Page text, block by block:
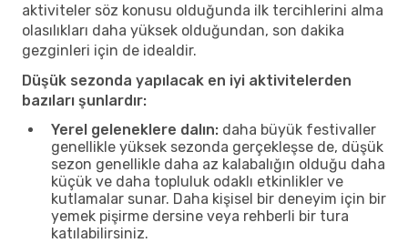
aktiviteler söz konusu olduğunda ilk tercihlerini alma
olasılıkları daha yüksek olduğundan, son dakika
gezginleri için de idealdir.
Düşük sezonda yapılacak en iyi aktivitelerden
bazıları şunlardır:
Yerel geleneklere dalın: daha büyük festivaller
genellikle yüksek sezonda gerçekleşse de, düşük
sezon genellikle daha az kalabalığın olduğu daha
küçük ve daha topluluk odaklı etkinlikler ve
kutlamalar sunar. Daha kişisel bir deneyim için bir
yemek pişirme dersine veya rehberli bir tura
katılabilirsiniz.